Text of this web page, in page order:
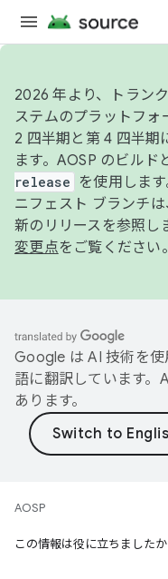
2026 年より、トラン
ステムのプラットフ
2 四半期と第 4 四半期
ます。AOSP のビルド
release
を使用します
ニフェスト ブランチ
新のリリースを参照し
変更点をご覧ください。
Google は AI 技術を
語に翻訳しています。
あります。
AOSP
この情報は役に立ちましたか